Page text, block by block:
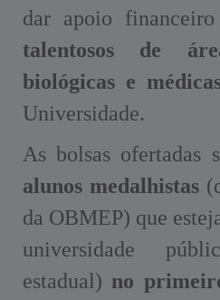
dar apoio
talentosos de
biológicas e
Universidade.
As bolsas ofertadas
alunos medalhistas
da OBMEP) que
universidade
estadual) no